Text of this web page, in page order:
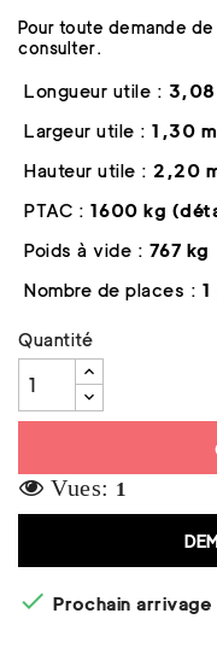
Pour toute demande
consulter.
Longueur utile : 3,08
Largeur utile : 1,30 m
Hauteur utile : 2,20
PTAC : 1600 kg
Poids à vide : 767 kg
Nombre de places :
Quantité
Vues: 1
 Prochain